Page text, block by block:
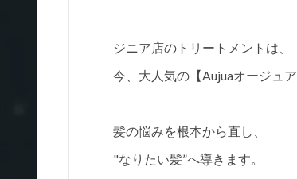
ジニア店のトリートメントは、
今、大人気の【Aujuaオージュ
髪の悩みを根本から直し、
"なりたい髪”へ導きます。